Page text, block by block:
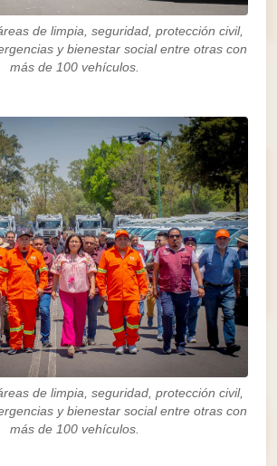
de limpia, seguridad, protección civil,
y bienestar social entre otras con
más de 100 vehículos.
de limpia, seguridad, protección civil,
y bienestar social entre otras con
más de 100 vehículos.